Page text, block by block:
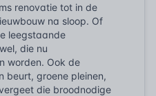
renovatie tot in de
na sloop. Of
leegstaande
die nu
worden. Ook de
beurt, groene pleinen,
die broodnodige